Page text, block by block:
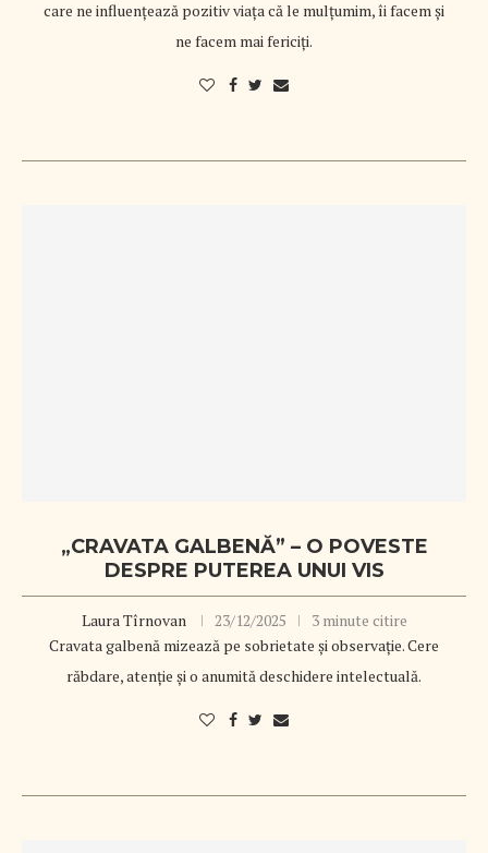
care ne influențează pozitiv viața că le mulțumim, îi facem și
ne facem mai fericiți.
„CRAVATA GALBENĂ” – O POVESTE
DESPRE PUTEREA UNUI VIS
Laura Tîrnovan 23/12/2025
3 minute citire
Cravata galbenă mizează pe sobrietate și observație. Cere
răbdare, atenție și o anumită deschidere intelectuală.